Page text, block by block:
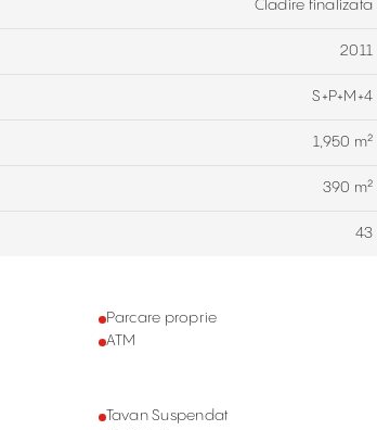
Cladire finalizata
2011
S+P+M+4
1,950 m²
390 m²
43
Parcare proprie
ATM
Tavan Suspendat